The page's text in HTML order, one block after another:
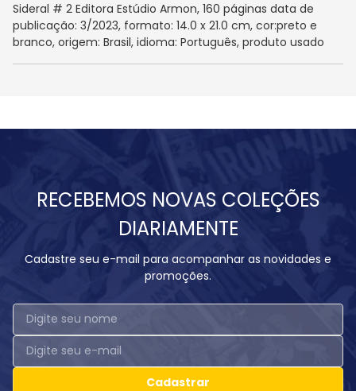
Sideral # 2 Editora Estúdio Armon, 160 páginas data de
publicação: 3/2023, formato: 14.0 x 21.0 cm, cor:preto e
branco, origem: Brasil, idioma: Português, produto usado
RECEBEMOS NOVAS COLEÇÕES
DIARIAMENTE
Cadastre seu e-mail para acompanhar as novidades e
promoções.
Cadastrar